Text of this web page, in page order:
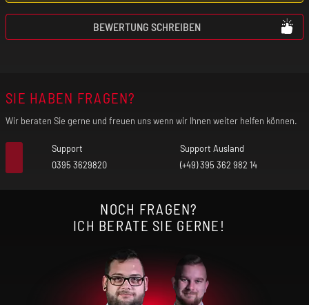
BEWERTUNG SCHREIBEN
SIE HABEN FRAGEN?
Wir beraten Sie gerne und freuen uns wenn wir Ihnen weiter helfen können.
Support
0395 3629820
Support Ausland
(+49) 395 362 982 14
NOCH FRAGEN?
ICH BERATE SIE GERNE!